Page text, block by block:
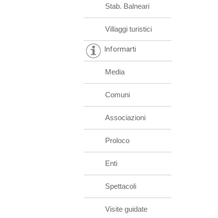
Stab. Balneari
Villaggi turistici
Informarti
Media
Comuni
Associazioni
Proloco
Enti
Spettacoli
Visite guidate